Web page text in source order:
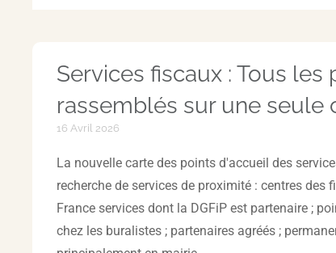
Services fiscaux : Tous
rassemblés sur une seule
16 Avril 2026
La nouvelle carte des points d'accueil des
recherche de services de proximité : centres des
France services dont la DGFiP est partenaire ;
chez les buralistes ; partenaires agréés ;